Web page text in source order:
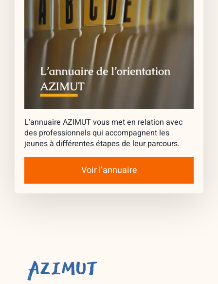
L’annuaire AZIMUT vous met en relation avec
des professionnels qui accompagnent les
jeunes à différentes étapes de leur parcours.
Voir l’annuaire